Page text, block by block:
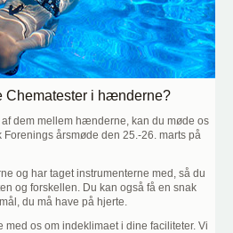
Chematester i hænderne?
dem mellem hænderne, kan du møde os
årsmøde den 25.-26. marts på
og har taget instrumenterne med, så du
og forskellen. Du kan også få en snak
du må have på hjerte.
med os om indeklimaet i dine faciliteter. Vi